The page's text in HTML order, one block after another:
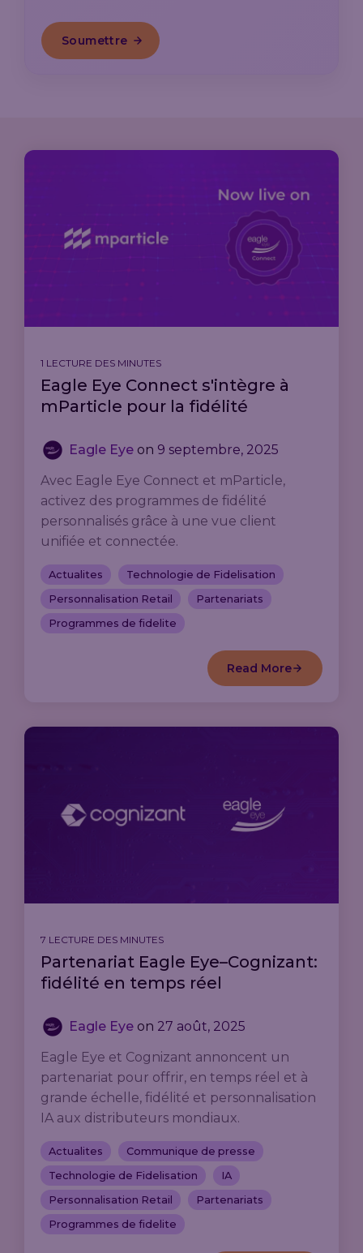
1 LECTURE DES MINUTES
Eagle Eye Connect s'intègre à
mParticle pour la fidélité
Eagle Eye on 9 septembre, 2025
Avec Eagle Eye Connect et mParticle,
activez des programmes de fidélité
personnalisés grâce à une vue client
unifiée et connectée.
Actualites
Technologie de Fidelisation
Personnalisation Retail
Partenariats
Programmes de fidelite
Read More
7 LECTURE DES MINUTES
Partenariat Eagle Eye–Cognizant:
fidélité en temps réel
Eagle Eye on 27 août, 2025
Eagle Eye et Cognizant annoncent un
partenariat pour offrir, en temps réel et à
grande échelle, fidélité et personnalisation
IA aux distributeurs mondiaux.
Actualites
Communique de presse
Technologie de Fidelisation
IA
Personnalisation Retail
Partenariats
Programmes de fidelite